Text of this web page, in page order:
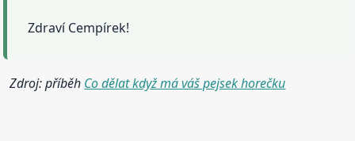
Zdraví Cempírek!
Zdroj: příběh Co dělat když má váš pejsek horečku